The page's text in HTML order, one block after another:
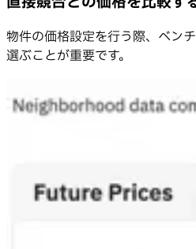
物件の価格設定を行う際、ベン
選ぶことが重要です。